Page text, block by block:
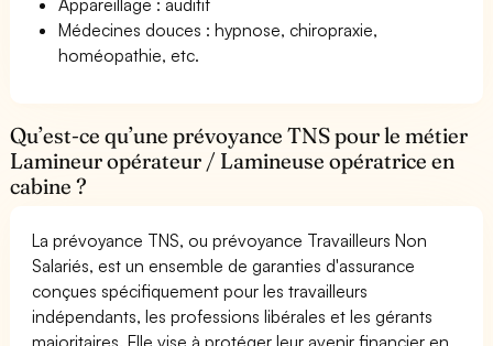
Médecines douces : hypnose, chiropraxie,
homéopathie, etc.
Qu’est-ce qu’une prévoyance TNS pour le métier
Lamineur opérateur / Lamineuse opératrice en
cabine ?
La prévoyance TNS, ou prévoyance Travailleurs Non
Salariés, est un ensemble de garanties d'assurance
conçues spécifiquement pour les travailleurs
indépendants, les professions libérales et les gérants
majoritaires. Elle vise à protéger leur avenir financier en